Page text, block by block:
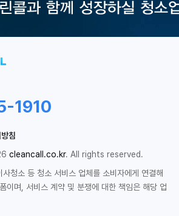
1910
침
cleancall.co.kr. All rights reserved.
청소 등 청소 서비스 업체를 소비자에게 연결해
이며, 서비스 계약 및 분쟁에 대한 책임은 해당 업